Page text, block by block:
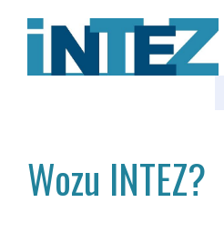
Inhalt
Wozu INTEZ?